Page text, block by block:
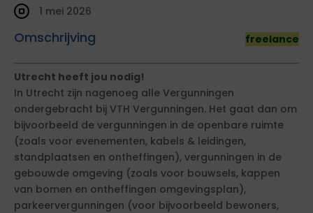
Omschrijving freelance
1 mei 2026
Utrecht heeft jou nodig!
In Utrecht zijn nagenoeg alle Vergunningen
ondergebracht bij VTH Vergunningen. Het gaat dan om
bijvoorbeeld de vergunningen in de openbare ruimte
(zoals voor evenementen, kabels & leidingen,
standplaatsen en ontheffingen), vergunningen in de
gebouwde omgeving (zoals voor bouwsels, kappen
van bomen en ontheffingen omgevingsplan),
parkeervergunningen (voor bijvoorbeeld bewoners,